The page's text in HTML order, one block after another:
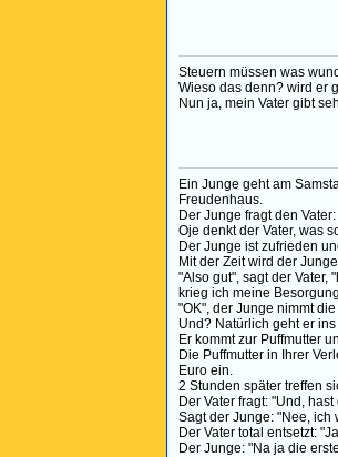
Steuern müssen was
Wieso das denn? wird er
Nun ja, mein Vater gibt
Ein Junge geht am
Freudenhaus.
Der Junge fragt den
Oje denkt der Vater, was
Der Junge ist zufrieden
Mit der Zeit wird der
"Also gut", sagt der Vater,
krieg ich meine
"OK", der Junge nimmt
Und? Natürlich geht er
Er kommt zur Puffmutter
Die Puffmutter in Ihrer
Euro ein.
2 Stunden später treffen
Der Vater fragt: "Und,
Sagt der Junge: "Nee, ich
Der Vater total entsetzt:
Der Junge: "Na ja die